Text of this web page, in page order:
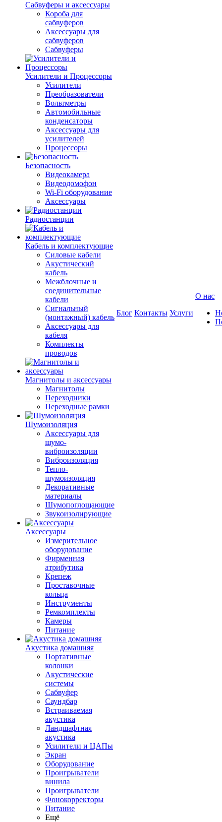
Сабвуферы и аксессуары
Короба для
сабвуферов
Аксессуары для
сабвуферов
Сабвуферы
Усилители и Процессоры
Усилители
Преобразователи
Вольтметры
Автомобильные
конденсаторы
Аксессуары для
усилителей
Процессоры
Безопасность
Видеокамера
Видеодомофон
Wi-Fi оборудование
Аксессуары
Радиостанции
Кабель и комплектующие
Силовые кабели
Акустический
кабель
Межблочные и
соединительные
кабели
Сигнальный
(монтажный) кабель
Аксессуары для
кабеля
Комплекты
проводов
Магнитолы и аксессуары
Магнитолы
Переходники
Переходные рамки
Шумоизоляция
Аксессуары для
шумо-
виброизоляции
Виброизоляция
Тепло-
шумоизоляция
Декоративные
материалы
Шумопоглощающие
Звукоизолирующие
Аксессуары
Измерительное
оборудование
Фирменная
атрибутика
Крепеж
Проставочные
кольца
Инструменты
Ремкомплекты
Камеры
Питание
Акустика домашняя
Портативные
колонки
Акустические
системы
Сабвуфер
Саундбар
Встраиваемая
акустика
Ландшафтная
акустика
Усилители и ЦАПы
Экран
Оборудование
Проигрыватели
винила
Проигрыватели
Фонокорректоры
Питание
Ещё
Блог Контакты Услуги
О нас